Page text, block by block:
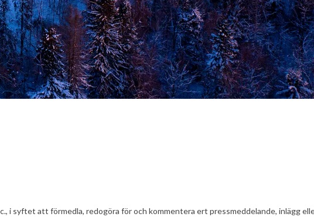
i syftet att förmedla, redogöra för och kommentera ert pressmeddelande,